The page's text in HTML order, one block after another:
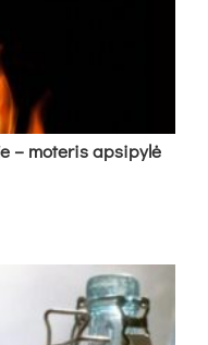
– mo­te­ris ap­si­py­lė